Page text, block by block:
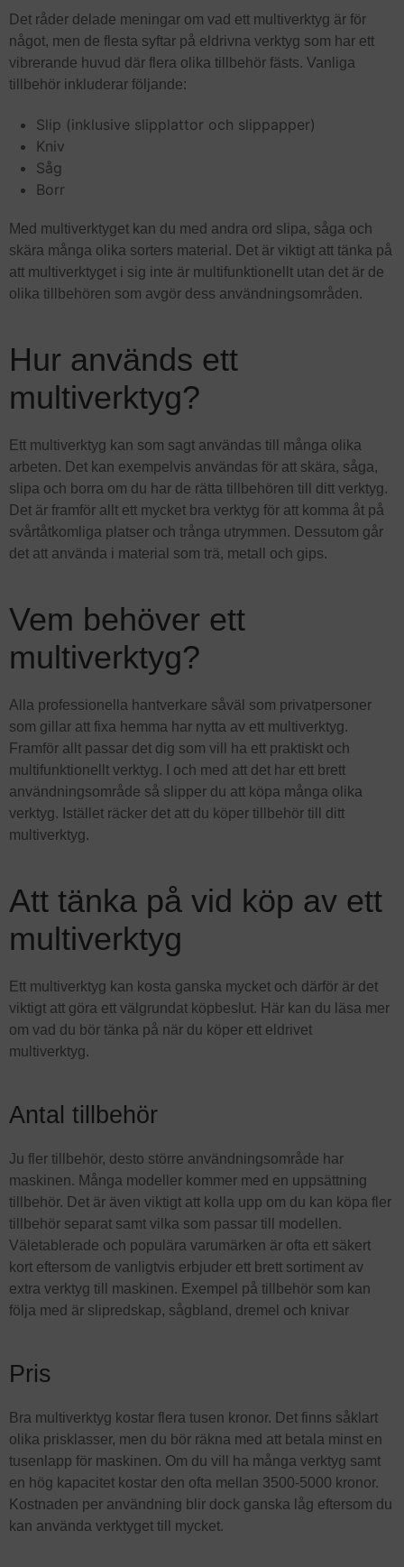
Det råder delade meningar om vad ett multiverktyg är för
något, men de flesta syftar på eldrivna verktyg som har ett
vibrerande huvud där flera olika tillbehör fästs. Vanliga
tillbehör inkluderar följande:
Slip (inklusive slipplattor och slippapper)
Kniv
Såg
Borr
Med multiverktyget kan du med andra ord slipa, såga och
skära många olika sorters material. Det är viktigt att tänka på
att multiverktyget i sig inte är multifunktionellt utan det är de
olika tillbehören som avgör dess användningsområden.
Hur används ett
multiverktyg?
Ett multiverktyg kan som sagt användas till många olika
arbeten. Det kan exempelvis användas för att skära, såga,
slipa och borra om du har de rätta tillbehören till ditt verktyg.
Det är framför allt ett mycket bra verktyg för att komma åt på
svårtåtkomliga platser och trånga utrymmen. Dessutom går
det att använda i material som trä, metall och gips.
Vem behöver ett
multiverktyg?
Alla professionella hantverkare såväl som privatpersoner
som gillar att fixa hemma har nytta av ett multiverktyg.
Framför allt passar det dig som vill ha ett praktiskt och
multifunktionellt verktyg. I och med att det har ett brett
användningsområde så slipper du att köpa många olika
verktyg. Istället räcker det att du köper tillbehör till ditt
multiverktyg.
Att tänka på vid köp av ett
multiverktyg
Ett multiverktyg kan kosta ganska mycket och därför är det
viktigt att göra ett välgrundat köpbeslut. Här kan du läsa mer
om vad du bör tänka på när du köper ett eldrivet
multiverktyg.
Antal tillbehör
Ju fler tillbehör, desto större användningsområde har
maskinen. Många modeller kommer med en uppsättning
tillbehör. Det är även viktigt att kolla upp om du kan köpa fler
tillbehör separat samt vilka som passar till modellen.
Väletablerade och populära varumärken är ofta ett säkert
kort eftersom de vanligtvis erbjuder ett brett sortiment av
extra verktyg till maskinen. Exempel på tillbehör som kan
följa med är slipredskap, sågbland, dremel och knivar
Pris
Bra multiverktyg kostar flera tusen kronor. Det finns såklart
olika prisklasser, men du bör räkna med att betala minst en
tusenlapp för maskinen. Om du vill ha många verktyg samt
en hög kapacitet kostar den ofta mellan 3500-5000 kronor.
Kostnaden per användning blir dock ganska låg eftersom du
kan använda verktyget till mycket.